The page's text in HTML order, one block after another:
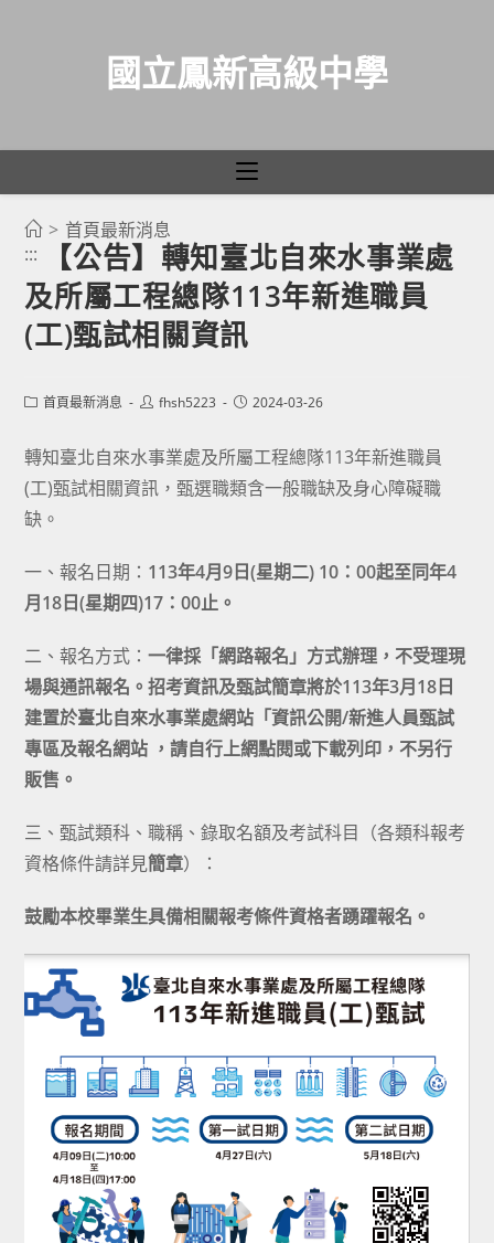
國立鳳新高級中學
> 首頁最新消息
:::
【公告】轉知臺北自來水事業處
及所屬工程總隊113年新進職員
(工)甄試相關資訊
Post首頁最新消息
Postfhsh5223
Post2024-03-26
轉知臺北自來水事業處及所屬工程總隊113年新進職員
(工)甄試相關資訊，甄選職類含一般職缺及身心障礙職
缺。
一、報名日期： 113年4月9日(星期二) 10：00起至同年4
月18日(星期四)17：00止。
二、報名方式：一律採「網路報名」方式辦理，不受理現
場與通訊報名。招考資訊及甄試簡章將於113年3月18日
建置於臺北自來水事業處網站「資訊公開/新進人員甄試
專區及報名網站 ，請自行上網點閱或下載列印，不另行
販售。
三、甄試類科、職稱、錄取名額及考試科目（各類科報考
資格條件請詳見簡章）：
鼓勵本校畢業生具備相關報考條件資格者踴躍報名。